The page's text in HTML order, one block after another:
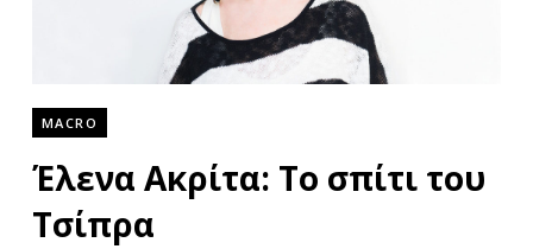
MACRO
Έλενα Ακρίτα: Το σπίτι του
Τσίπρα